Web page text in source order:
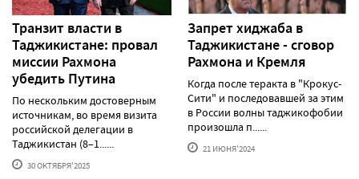
Транзит власти в
Таджикистане: провал
миссии Рахмона
убедить Путина
По нескольким достоверным
источникам, во время визита
российской делегации в
Таджикистан (8–1......
30 ОКТЯБРЯ'2025
Запрет хиджаба в
Таджикистане - сговор
Рахмона и Кремля
Когда после теракта в "Крокус-
Сити" и последовавшей за этим
в России волны таджикофобии
произошла п......
21 ИЮНЯ'2024